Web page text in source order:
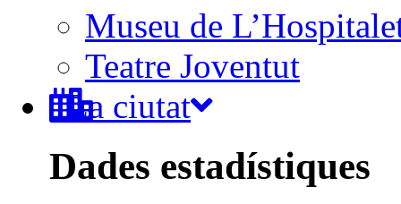
Museu de
Teatre Joventut
La ciutat
Dades estadístiques